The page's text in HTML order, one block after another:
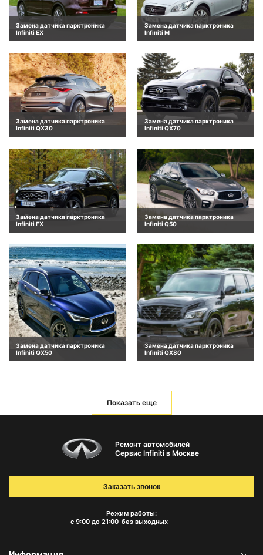
Замена датчика парктроника
Infiniti EX
Замена датчика парктроника
Infiniti M
Замена датчика парктроника
Infiniti QX30
Замена датчика парктроника
Infiniti QX70
Замена датчика парктроника
Infiniti FX
Замена датчика парктроника
Infiniti Q50
Замена датчика парктроника
Infiniti QX50
Замена датчика парктроника
Infiniti QX80
Показать еще
Ремонт автомобилей
Сервис Infiniti в Москве
Режим работы:
с 9:00 до 21:00 без выходных
Заказать звонок